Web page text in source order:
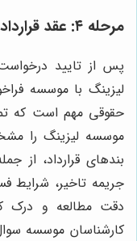
مرحله ۴: عقد قرارداد لیزینگ
پس از تایید
لیزینگ با موسسه
حقوقی مهم است که
موسسه لیزینگ را
بندهای قرارداد، از
جریمه تاخیر، شرایط
دقت مطالعه و درک
کارشناسان موسسه